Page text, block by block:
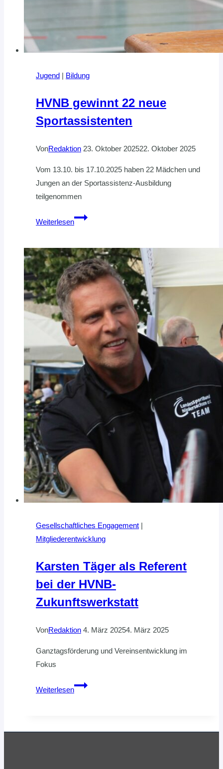
Jugend | Bildung
HVNB gewinnt 22 neue
Sportassistenten
VonRedaktion 23. Oktober 202522. Oktober 2025
Vom 13.10. bis 17.10.2025 haben 22 Mädchen und
Jungen an der Sportassistenz-Ausbildung
teilgenommen
Weiterlesen
HVNB
neue
Sportassistenten
Gesellschaftliches Engagement |
Mitgliederentwicklung
Karsten Täger als Referent
bei der HVNB-
Zukunftswerkstatt
VonRedaktion 4. März 20254. März 2025
Ganztagsförderung und Vereinsentwicklung im
Fokus
Weiterlesen
Karsten